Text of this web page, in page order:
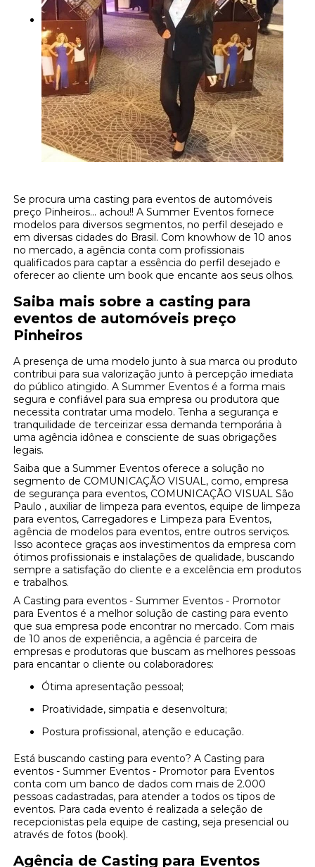
Se procura uma casting para eventos de automóveis
preço Pinheiros... achou!! A Summer Eventos fornece
modelos para diversos segmentos, no perfil desejado e
em diversas cidades do Brasil. Com knowhow de 10 anos
no mercado, a agência conta com profissionais
qualificados para captar a essência do perfil desejado e
oferecer ao cliente um book que encante aos seus olhos.
Saiba mais sobre a casting para
eventos de automóveis preço
Pinheiros
A presença de uma modelo junto à sua marca ou produto
contribui para sua valorização junto à percepção imediata
do público atingido. A Summer Eventos é a forma mais
segura e confiável para sua empresa ou produtora que
necessita contratar uma modelo. Tenha a segurança e
tranquilidade de terceirizar essa demanda temporária à
uma agência idônea e consciente de suas obrigações
legais.
Saiba que a Summer Eventos oferece a solução no
segmento de COMUNICAÇÃO VISUAL, como, empresa
de segurança para eventos, COMUNICAÇÃO VISUAL São
Paulo , auxiliar de limpeza para eventos, equipe de limpeza
para eventos, Carregadores e Limpeza para Eventos,
agência de modelos para eventos, entre outros serviços.
Isso acontece graças aos investimentos da empresa com
ótimos profissionais e instalações de qualidade, buscando
sempre a satisfação do cliente e a excelência em produtos
e trabalhos.
A Casting para eventos - Summer Eventos - Promotor
para Eventos é a melhor solução de casting para evento
que sua empresa pode encontrar no mercado. Com mais
de 10 anos de experiência, a agência é parceira de
empresas e produtoras que buscam as melhores pessoas
para encantar o cliente ou colaboradores:
Ótima apresentação pessoal;
Proatividade, simpatia e desenvoltura;
Postura profissional, atenção e educação.
Está buscando casting para evento? A Casting para
eventos - Summer Eventos - Promotor para Eventos
conta com um banco de dados com mais de 2.000
pessoas cadastradas, para atender a todos os tipos de
eventos. Para cada evento é realizada a seleção de
recepcionistas pela equipe de casting, seja presencial ou
através de fotos (book).
Agência de Casting para Eventos